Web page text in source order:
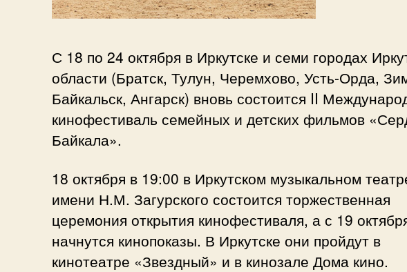
С 18 по 24 октября в Иркутске и семи городах
области (Братск, Тулун, Черемхово, Усть-Орда,
Байкальск, Ангарск) вновь состоится II
кинофестиваль семейных и детских фильмов
Байкала».
18 октября в 19:00 в Иркутском музыкальном
имени Н.М. Загурского состоится торжественная
церемония открытия кинофестиваля, а с 19
начнутся кинопоказы. В Иркутске они пройдут в
кинотеатре «Звездный» и в кинозале Дома кино.